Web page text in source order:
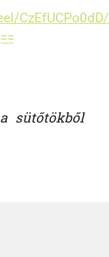
sütőtökből